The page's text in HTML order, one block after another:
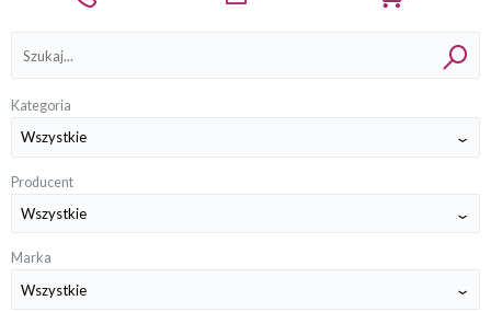
Kategoria
Producent
Marka
Kategorie